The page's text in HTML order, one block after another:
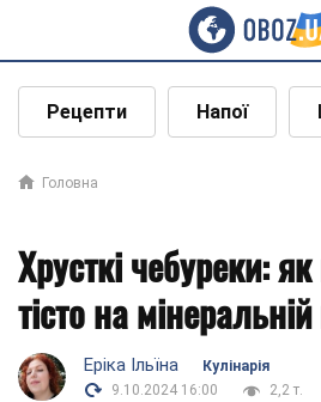
Рецепти Напої
Головна
Хрусткі чебуреки:
тісто на
Еріка Ільїна
Кулінарія
9.10.2024 16:00
2,2 т.